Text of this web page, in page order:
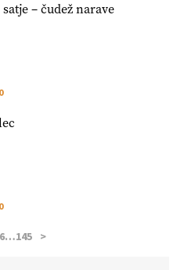
ekološka semena in
#IMCAP #CAP
#CAP
– čudež narave
0
0
…145 >